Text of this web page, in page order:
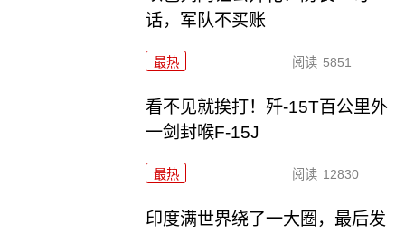
话，军队不买账
最热 阅读 5851
看不见就挨打！歼-15T百公里外
一剑封喉F-15J
最热 阅读 12830
印度满世界绕了一大圈，最后发